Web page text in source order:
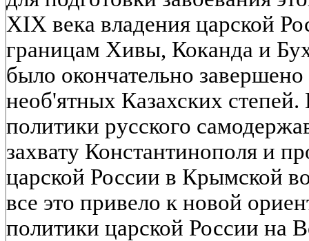
XIX века владения царской
границам Хивы, Коканда и
было окончательно
необ'ятных Казахских
политики русского
захвату Константинополя и
царской России в Крымской
все это привело к новой
политики царской России на